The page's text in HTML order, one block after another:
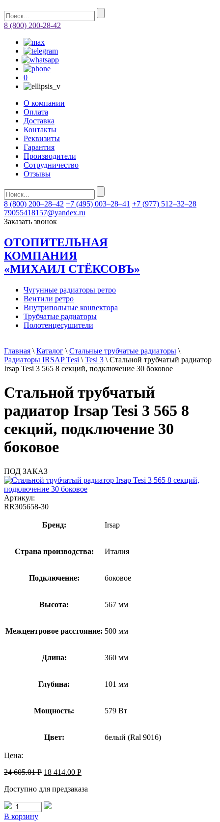
8 (800) 200-28-42
0
О компании
Оплата
Доставка
Контакты
Реквизиты
Гарантия
Производители
Сотрудничество
Отзывы
8 (800) 200–28–42 +7 (495) 003–28–41 +7 (977) 512–32–28
79055418157@yandex.ru
Заказать звонок
ОТОПИТЕЛЬНАЯ
КОМПАНИЯ
«МИХАИЛ СТЁКСОВЪ»
Чугунные радиаторы ретро
Вентили ретро
Внутрипольные конвектора
Трубчатые радиаторы
Полотенцесушители
Главная \ Каталог \ Стальные трубчатые радиаторы \
Радиаторы IRSAP Tesi \ Tesi 3 \ Стальной трубчатый радиатор
Irsap Tesi 3 565 8 секций, подключение 30 боковое
Стальной трубчатый
радиатор Irsap Tesi 3 565 8
секций, подключение 30
боковое
ПОД ЗАКАЗ
Артикул:
RR305658-30
Бренд: Irsap
Страна производства: Италия
Подключение: боковое
Высота: 567 мм
Межцентровое расстояние: 500 мм
Длина: 360 мм
Глубина: 101 мм
Мощность: 579 Вт
Цвет: белый (Ral 9016)
Цена:
24 605.01Р 18 414.00 Р
Доступно для предзаказа
В корзину